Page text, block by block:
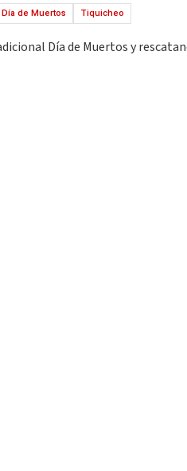
Día de Muertos Tiquicheo
Día de Muertos y